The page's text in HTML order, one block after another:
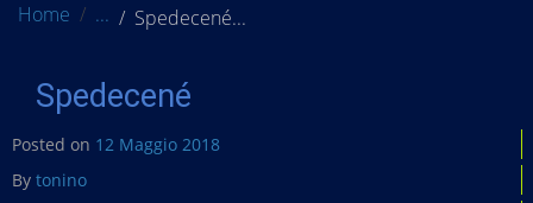
Home Spedecené
Spedecené
Posted on 12 Maggio 2018
By tonino